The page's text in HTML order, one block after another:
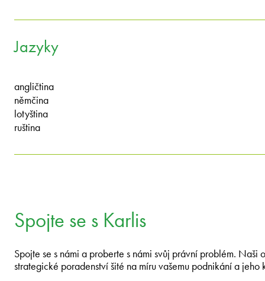
Jazyky
angličtina
němčina
lotyština
ruština
Spojte se s Karlis
Spojte se s námi a proberte s námi svůj právní problém. Naši
strategické poradenství šité na míru vašemu podnikání a jeho